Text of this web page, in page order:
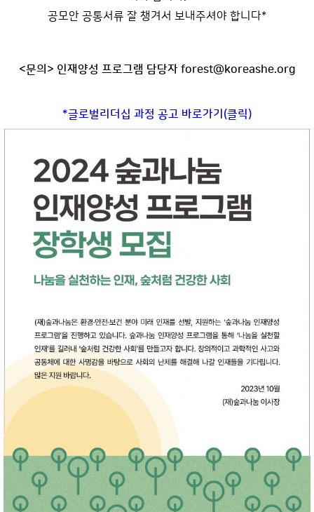
공모안 공통서류 잘 챙겨서 보내주셔야 합니다*
<문의> 인재양성 프로그램 담당자 forest@koreashe.org
*글로벌리더십 과정 공고 바로가기(클릭)